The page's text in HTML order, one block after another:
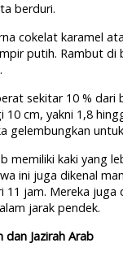
berduri.
cokelat karamel
putih. Rambut di
sekitar 10 % dari
10 cm, yakni 1,8
gelembungkan
memiliki kaki yang
ini juga dikenal
11 jam. Mereka
jarak pendek.
dan Jazirah Arab